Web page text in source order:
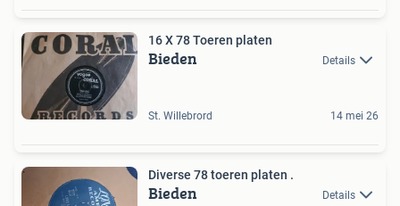
16 X 78 Toeren platen
Bieden Details
St. Willebrord 14 mei 26
Diverse 78 toeren platen .
Bieden Details